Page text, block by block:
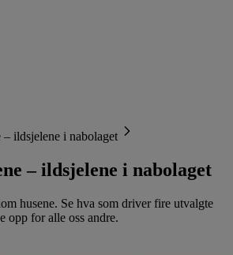
– ildsjelene i nabolaget
– ildsjelene i nabolaget
husene. Se hva som driver fire utvalgte
opp for alle oss andre.